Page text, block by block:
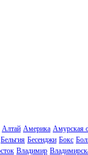
Алтай Америка Амурская
Бельгия Бесенджи Бокс
Владимир